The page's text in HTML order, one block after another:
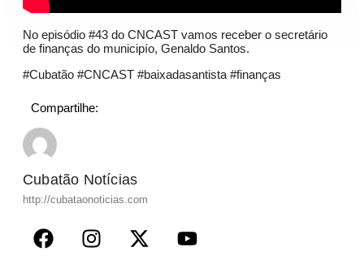
No episódio #43 do CNCAST vamos receber o secretário
de finanças do municipío, Genaldo Santos.
#Cubatão #CNCAST #baixadasantista #finanças
Compartilhe:
Cubatão Notícias
http://cubataonoticias.com